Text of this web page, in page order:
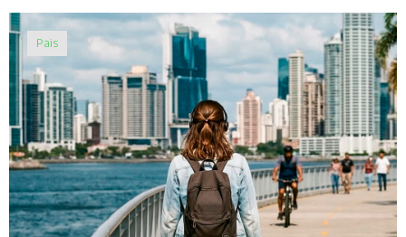
Pais